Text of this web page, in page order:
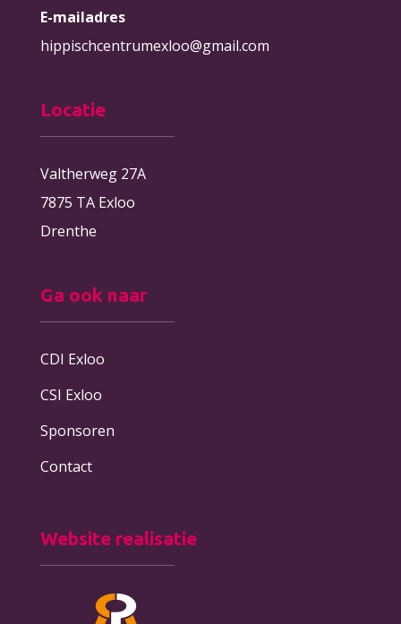
E-mailadres
hippischcentrumexloo@gmail.com
Locatie
Valtherweg 27A
7875 TA Exloo
Drenthe
Ga ook naar
CDI Exloo
CSI Exloo
Sponsoren
Contact
Website realisatie